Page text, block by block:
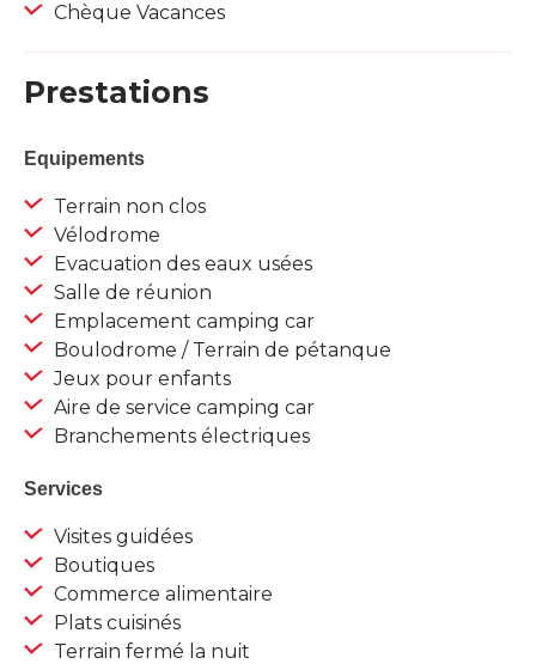
Chèque Vacances
Prestations
Equipements
Terrain non clos
Vélodrome
Evacuation des eaux usées
Salle de réunion
Emplacement camping car
Boulodrome / Terrain de pétanque
Jeux pour enfants
Aire de service camping car
Branchements électriques
Services
Visites guidées
Boutiques
Commerce alimentaire
Plats cuisinés
Terrain fermé la nuit